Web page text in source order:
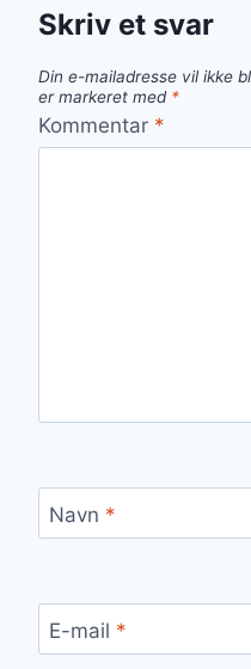
Skriv et svar
Din e-mailadresse vil ikke
er markeret med *
Kommentar *
Navn *
E-mail *